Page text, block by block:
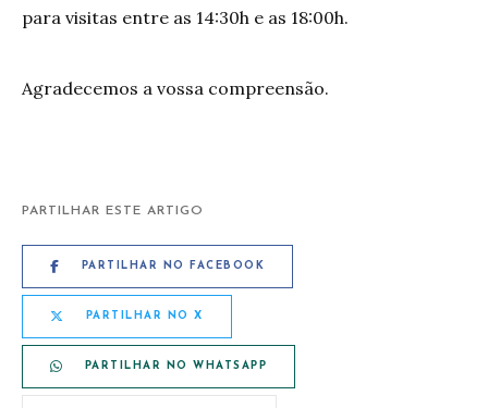
para visitas entre as 14:30h e as 18:00h.
Agradecemos a vossa compreensão.
PARTILHAR ESTE ARTIGO
PARTILHAR NO FACEBOOK
PARTILHAR NO X
PARTILHAR NO WHATSAPP